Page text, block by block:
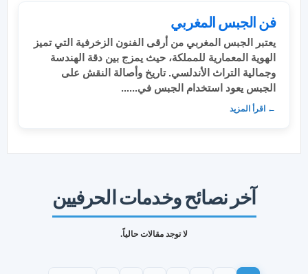
فن الجبس المغربي
يعتبر الجبس المغربي من أرقى الفنون الزخرفية التي تميز
الهوية المعمارية للمملكة، حيث يمزج بين دقة الهندسة
وجمالية التراث الأندلسي. تاريخ وأصالة النقش على
الجبس يعود استخدام الجبس في......
← اقرأ المزيد
آخر نصائح وخدمات الحرفيين
لا توجد مقالات حالياً.